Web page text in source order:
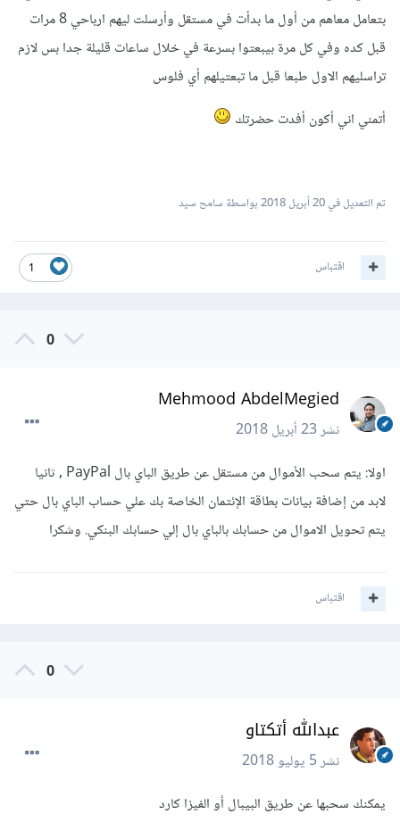
بتعامل معاهم من أول ما بدأت في مستقل وأرسلت ليهم ارباحي 8 مرات
قبل كده وفي كل مرة بيبعتوا بسرعة في خلال ساعات قليلة جدا بس لازم
تراسليهم الاول طبعا قبل ما تبعتيلهم أي فلوس
أتمني اني أكون أفدت حضرتك
تم التعديل في20 أبريل 2018 بواسطة سامح سيد
1 اقتباس
0
Mehmood AbdelMegied
نشر23 أبريل 2018
اولا: يتم سحب الأموال من مستقل عن طريق الباي بال PayPal , ثانيا
لابد من إضافة بيانات بطاقة الإئتمان الخاصة بك علي حساب الباي بال حتي
يتم تحويل الاموال من حسابك بالباي بال إلي حسابك البنكي. وشكرا
اقتباس
0
عبدالله أتكتاو
نشر5 يوليو 2018
يمكنك سحبها عن طريق البيبال أو الفيزا كارد